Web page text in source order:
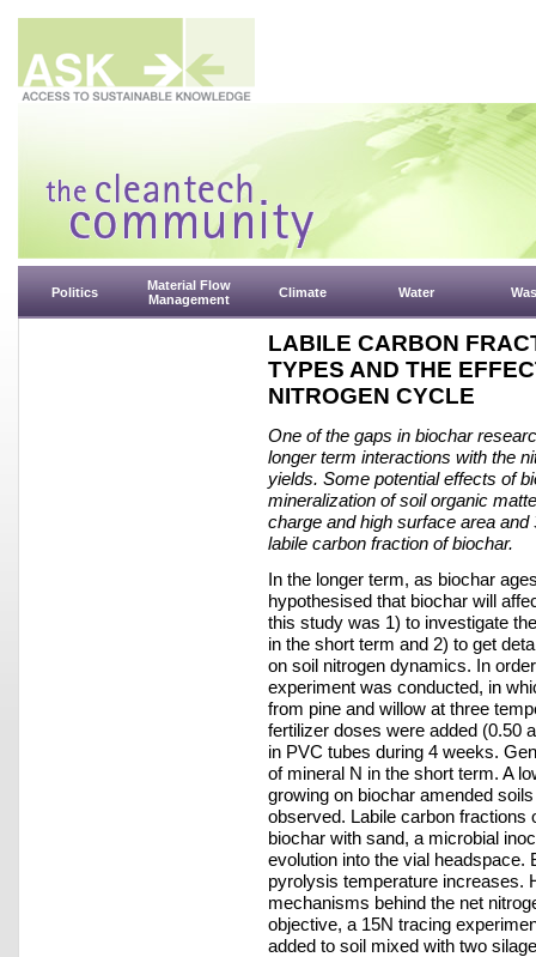
Politics
Material Flow
Management
Climate Water
LABILE CARBON
TYPES AND THE
NITROGEN CYCLE
One of the gaps in biochar
longer term interactions with the
yields. Some potential effects of
mineralization of soil organic
charge and high surface area
labile carbon fraction of biochar.
In the longer term, as biochar
hypothesised that biochar will
this study was 1) to investigate
in the short term and 2) to get
on soil nitrogen dynamics. In
experiment was conducted, in
from pine and willow at three
fertilizer doses were added (0.50
in PVC tubes during 4 weeks.
of mineral N in the short term. A
growing on biochar amended
observed. Labile carbon fractions
biochar with sand, a microbial
evolution into the vial headspace.
pyrolysis temperature increases.
mechanisms behind the net
objective, a 15N tracing
added to soil mixed with two